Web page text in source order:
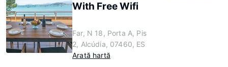
With Free Wifi
Far, N 18, Porta A, Pis
2, Alcúdia, 07460, ES
Arată hartă